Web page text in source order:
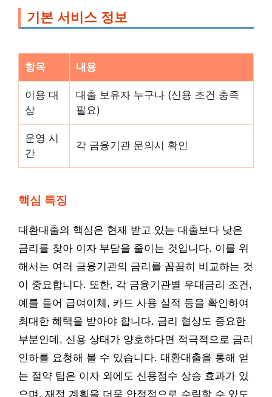
기본 서비스 정보
항목 내용
이용 대
상
대출 보유자 누구나 (신용 조건 충족
필요)
운영 시
간
각 금융기관 문의시 확인
핵심 특징
대환대출의 핵심은 현재 받고 있는 대출보다 낮은
금리를 찾아 이자 부담을 줄이는 것입니다. 이를 위
해서는 여러 금융기관의 금리를 꼼꼼히 비교하는 것
이 중요합니다. 또한, 각 금융기관별 우대금리 조건,
예를 들어 급여이체, 카드 사용 실적 등을 확인하여
최대한 혜택을 받아야 합니다. 금리 협상도 중요한
부분인데, 신용 상태가 양호하다면 적극적으로 금리
인하를 요청해 볼 수 있습니다. 대환대출을 통해 얻
는 절약 팁은 이자 외에도 신용점수 상승 효과가 있
으며, 재정 계획을 더욱 안정적으로 수립할 수 있도